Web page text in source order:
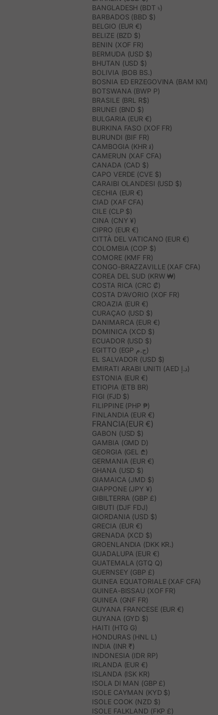
BANGLADESH (BDT ৳)
BARBADOS (BBD $)
BELGIO (EUR €)
BELIZE (BZD $)
BENIN (XOF FR)
BERMUDA (USD $)
BHUTAN (USD $)
BOLIVIA (BOB BS.)
BOSNIA ED ERZEGOVINA (BAM КМ)
BOTSWANA (BWP P)
BRASILE (BRL R$)
BRUNEI (BND $)
BULGARIA (EUR €)
BURKINA FASO (XOF FR)
BURUNDI (BIF FR)
CAMBOGIA (KHR ៛)
CAMERUN (XAF CFA)
CANADA (CAD $)
CAPO VERDE (CVE $)
CARAIBI OLANDESI (USD $)
CECHIA (EUR €)
CIAD (XAF CFA)
CILE (CLP $)
CINA (CNY ¥)
CIPRO (EUR €)
CITTÀ DEL VATICANO (EUR €)
COLOMBIA (COP $)
COMORE (KMF FR)
CONGO-BRAZZAVILLE (XAF CFA)
COREA DEL SUD (KRW ₩)
COSTA RICA (CRC ₡)
COSTA D’AVORIO (XOF FR)
CROAZIA (EUR €)
CURAÇAO (USD $)
DANIMARCA (EUR €)
DOMINICA (XCD $)
ECUADOR (USD $)
EGITTO (EGP ج.م)
EL SALVADOR (USD $)
EMIRATI ARABI UNITI (AED د.إ)
ESTONIA (EUR €)
ETIOPIA (ETB BR)
FIGI (FJD $)
FILIPPINE (PHP ₱)
FINLANDIA (EUR €)
FRANCIA(EUR €)
GABON (USD $)
GAMBIA (GMD D)
GEORGIA (GEL ₾)
GERMANIA (EUR €)
GHANA (USD $)
GIAMAICA (JMD $)
GIAPPONE (JPY ¥)
GIBILTERRA (GBP £)
GIBUTI (DJF FDJ)
GIORDANIA (USD $)
GRECIA (EUR €)
GRENADA (XCD $)
GROENLANDIA (DKK KR.)
GUADALUPA (EUR €)
GUATEMALA (GTQ Q)
GUERNSEY (GBP £)
GUINEA EQUATORIALE (XAF CFA)
GUINEA-BISSAU (XOF FR)
GUINEA (GNF FR)
GUYANA FRANCESE (EUR €)
GUYANA (GYD $)
HAITI (HTG G)
HONDURAS (HNL L)
INDIA (INR ₹)
INDONESIA (IDR RP)
IRLANDA (EUR €)
ISLANDA (ISK KR)
ISOLA DI MAN (GBP £)
ISOLE CAYMAN (KYD $)
ISOLE COOK (NZD $)
ISOLE FALKLAND (FKP £)